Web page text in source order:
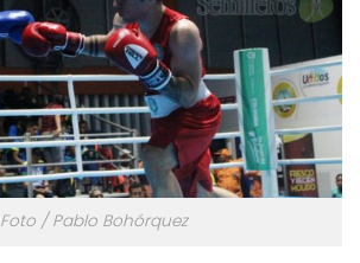
Foto / Pablo Bohórquez